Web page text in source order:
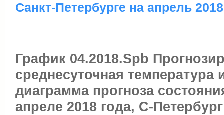
Санкт-Петербурге на апрель 2018
График 04.2018.Spb
среднесуточная температура
диаграмма прогноза
апреле 2018 года, С-Петербург